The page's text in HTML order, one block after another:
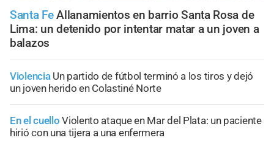
Santa Fe Allanamientos en barrio Santa Rosa de
Lima: un detenido por intentar matar a un joven a
balazos
Violencia Un partido de fútbol terminó a los tiros y dejó
un joven herido en Colastiné Norte
En el cuello Violento ataque en Mar del Plata: un paciente
hirió con una tijera a una enfermera